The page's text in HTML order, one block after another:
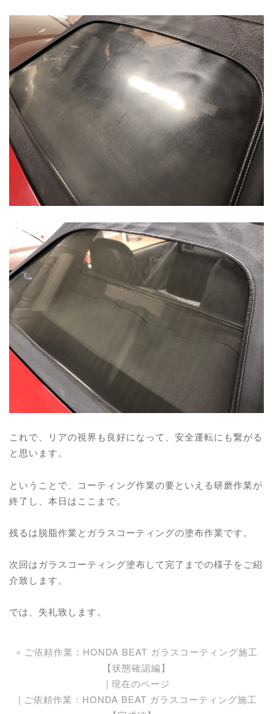
これで、リアの視界も良好になって、安全運転にも繋がる
と思います。
ということで、コーティング作業の要といえる研磨作業が
終了し、本日はここまで。
残るは脱脂作業とガラスコーティングの塗布作業です。
次回はガラスコーティング塗布して完了までの様子をご紹
介致します。
では、失礼致します。
« ご依頼作業：HONDA BEAT ガラスコーティング施工
【状態確認編】
現在のページ
ご依頼作業：HONDA BEAT ガラスコーティング施工